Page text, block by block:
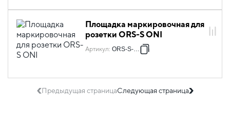
Площадка маркировочная для
розетки ORS-S ONI
Артикул: ORS-S-M-1
Предыдущая страницаСледующая страница